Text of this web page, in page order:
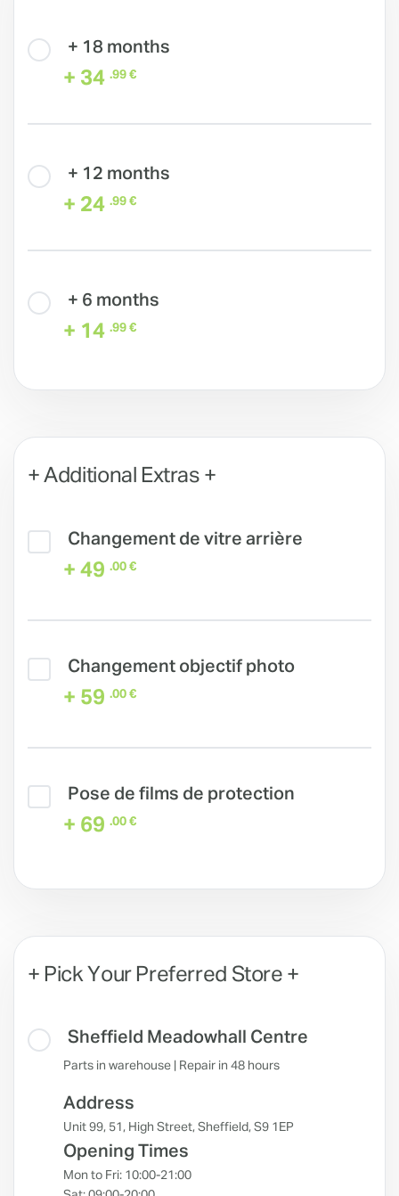
+ 18 months
+ 34 .99 €
+ 12 months
+ 24 .99 €
+ 6 months
+ 14 .99 €
+ Additional Extras +
Changement de vitre arrière
+ 49 .00 €
Changement objectif photo
+ 59 .00 €
Pose de films de protection
+ 69 .00 €
+ Pick Your Preferred Store +
Sheffield Meadowhall Centre
Parts in warehouse | Repair in 48 hours
Address
Unit 99, 51, High Street, Sheffield, S9 1EP
Opening Times
Mon to Fri: 10:00-21:00